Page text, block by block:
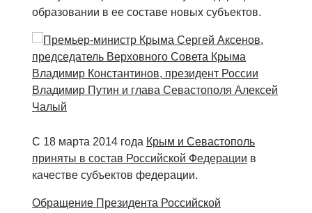
образовании в ее составе новых субъектов.
С 18 марта 2014 года Крым и Севастополь
приняты в состав Российской Федерации в
качестве субъектов федерации.
Обращение Президента Российской